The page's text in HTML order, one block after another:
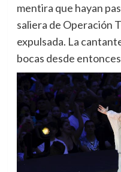
mentira que hayan
saliera de Operación
expulsada. La
bocas desde